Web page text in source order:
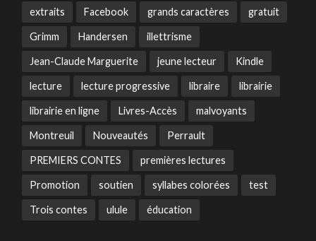
extraits Facebook grands caractères gratuit
Grimm Handersen illettrisme
Jean-Claude Marguerite jeune lecteur Kindle
lecture lecture progressive libraire librairie
librairie en ligne Livres-Accès malvoyants
Montreuil Nouveautés Perrault
PREMIERS CONTES premières lectures
Promotion soutien syllabes colorées test
Trois contes ulule éducation